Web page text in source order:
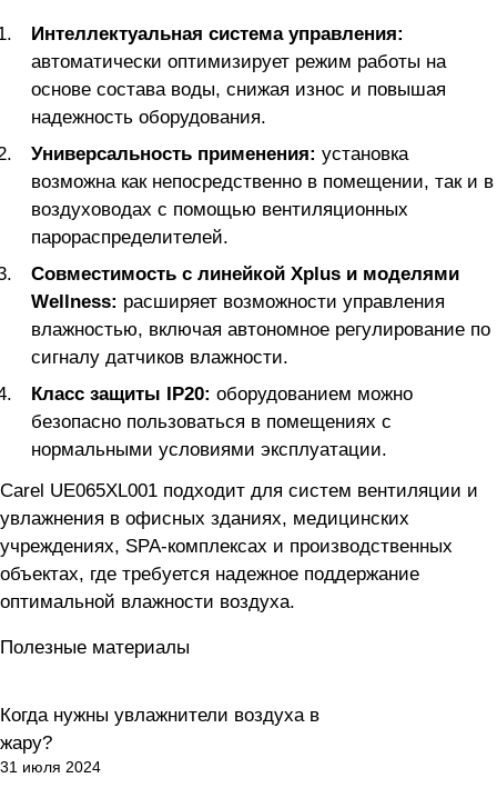
Интеллектуальная система управления:
автоматически оптимизирует режим работы на
основе состава воды, снижая износ и повышая
надежность оборудования.
Универсальность применения: установка
возможна как непосредственно в помещении, так и в
воздуховодах с помощью вентиляционных
парораспределителей.
Совместимость с линейкой Xplus и моделями
Wellness: расширяет возможности управления
влажностью, включая автономное регулирование по
сигналу датчиков влажности.
Класс защиты IP20: оборудованием можно
безопасно пользоваться в помещениях с
нормальными условиями эксплуатации.
Carel UE065XL001 подходит для систем вентиляции и
увлажнения в офисных зданиях, медицинских
учреждениях, SPA-комплексах и производственных
объектах, где требуется надежное поддержание
оптимальной влажности воздуха.
Полезные материалы
Здоровье и безопасность
Когда нужны увлажнители воздуха в
жару?
31 июля 2024